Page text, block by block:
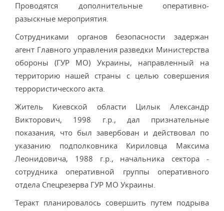
Проводятся дополнительные оперативно-
разыскные мероприятия.
Сотрудниками органов безопасности задержан
агент Главного управления разведки Министерства
обороны (ГУР МО) Украины, направленный на
территорию нашей страны с целью совершения
террористического акта.
Житель Киевской области Цилык Александр
Викторович, 1998 г.р., дал признательные
показания, что был завербован и действовал по
указанию подполковника Кириловца Максима
Леонидовича, 1988 г.р., начальника сектора -
сотрудника оперативной группы оперативного
отдела Спецрезерва ГУР МО Украины.
Теракт планировалось совершить путем подрыва